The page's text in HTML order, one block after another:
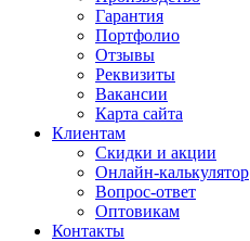
Гарантия
Портфолио
Отзывы
Реквизиты
Вакансии
Карта сайта
Клиентам
Скидки и акции
Онлайн-калькулятор
Вопрос-ответ
Оптовикам
Контакты